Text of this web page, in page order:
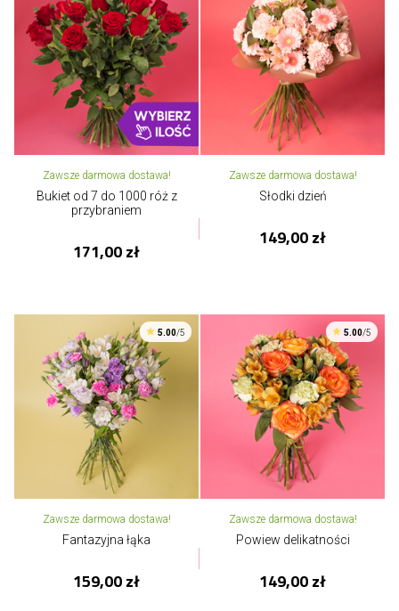
Zawsze darmowa dostawa!
Bukiet od 7 do 1000 róż z
przybraniem
171,00 zł
Zawsze darmowa dostawa!
Słodki dzień
149,00 zł
5.00/5
Zawsze darmowa dostawa!
Fantazyjna łąka
159,00 zł
5.00/5
Zawsze darmowa dostawa!
Powiew delikatności
149,00 zł